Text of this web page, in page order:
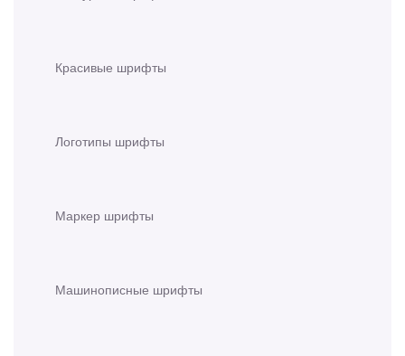
Красивые шрифты
Логотипы шрифты
Маркер шрифты
Машинописные шрифты